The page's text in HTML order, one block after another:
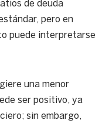
de deuda
pero en
puede interpretarse
una menor
ser positivo, ya
sin embargo,